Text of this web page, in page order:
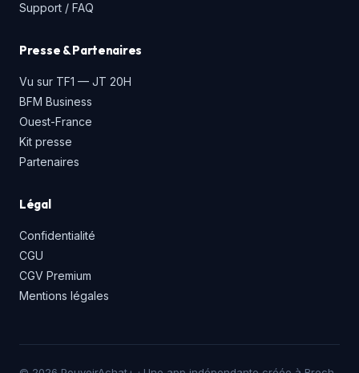
Support / FAQ
Presse & Partenaires
Vu sur TF1 — JT 20H
BFM Business
Ouest-France
Kit presse
Partenaires
Légal
Confidentialité
CGU
CGV Premium
Mentions légales